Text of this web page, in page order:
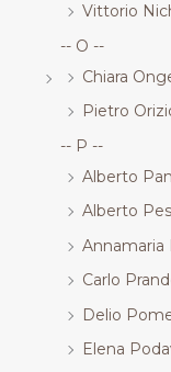
Vittorio
-- O --
Chiara
Pietro
-- P --
Alberto
Alberto
Carlo
Delio
Elena